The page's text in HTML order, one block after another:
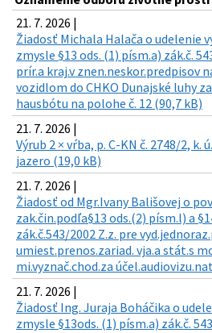
21. 7. 2026 |
Žiadosť Michala Halača o udelenie
zmysle §13 ods. (1) písm.a) zák.č.
prír.a kraj.v znen.neskor.predpisov
vozidlom do CHKO Dunajské luhy
hausbótu na polohe č. 12 (90,7 kB)
21. 7. 2026 |
Výrub 2 × vŕba, p. C-KN č. 2748/2, k.
jazero (19,0 kB)
21. 7. 2026 |
Žiadosť od Mgr.Ivany Bališovej o
zak.čin.podľa§13 ods.(2) písm.l) a
zák.č.543/2002 Z.z. pre
umiest.prenos.zariad. vja.a stát.s
mi.vyznač.chod.za
21. 7. 2026 |
Žiadosť Ing. Juraja Boháčika o
zmysle §13ods. (1) písm.a) zák.č.